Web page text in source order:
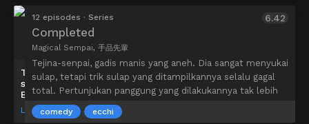
menghalangi jalan mereka menuju puncak tertinggi Glory.
perangkap, mencari sumber air, dan lain sebagainya.
Bagaimana nasib mereka selanjutnya?
Tejina-
senpai
BD
LIDENFILMS
12 episodes · Series
Completed
Magical Sempai, 手品先輩
6.42
Tejina-senpai, gadis manis yang aneh. Dia sangat menyukai
sulap, tetapi trik sulap yang ditampilkannya selalu gagal
total. Pertunjukan panggung yang dilakukannya tak lebih
dari sekedar komedi. Meskipun begitu, karakter utama
anime ini tak pernah bisa melepaskan pandangannya pada
comedy ecchi